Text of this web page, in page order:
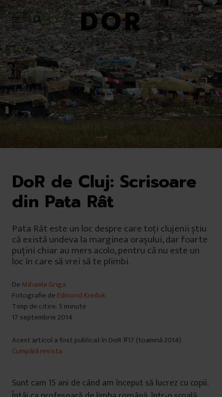
Sari
la
meniu
Sari
la
conținut
English
DoR de Cluj: Scrisoare
din Pata Rât
Pata Rât este un loc despre care toți clujenii știu
că există undeva la marginea orașului, dar foarte
puțini chiar au mers acolo, pentru că nu este un
loc în care să vrei să te plimbi.
De Mihaela Griga
Fotografie de Edmond Kreibik
Timp de citire: 5 minute
17 septembrie 2014
Acest articol a fost publicat în DoR #17 (toamnă 2014)
Cumpără revista
Sunt cam 15 ani de când am început să lucrez cu copii.